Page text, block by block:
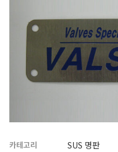
카테고리 SUS 명판